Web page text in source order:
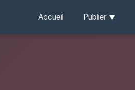
Accueil Publier